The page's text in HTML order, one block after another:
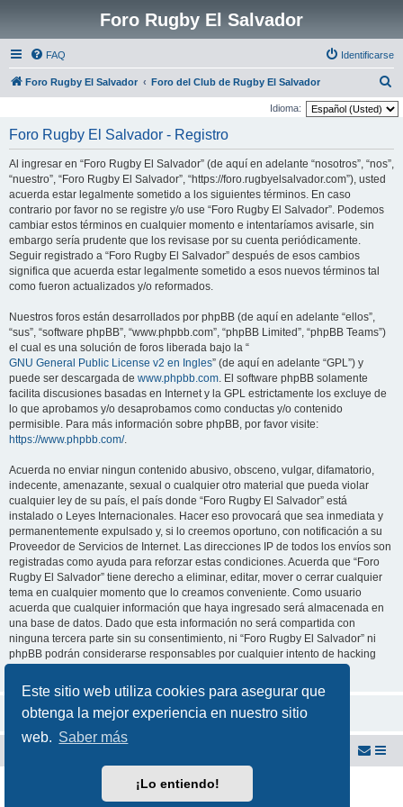
Este sitio web utiliza cookies para asegurar que
obtenga la mejor experiencia en nuestro sitio
web. Saber más
¡Lo entiendo!
Foro Rugby El Salvador
FAQ Identificarse
Foro Rugby El Salvador Foro del Club de Rugby El Salvador
u
a
Idioma:
Foro Rugby El Salvador - Registro
Al ingresar en “Foro Rugby El Salvador” (de aquí en adelante “nosotros”, “nos”,
“nuestro”, “Foro Rugby El Salvador”, “https://foro.rugbyelsalvador.com”), usted
acuerda estar legalmente sometido a los siguientes términos. En caso
contrario por favor no se registre y/o use “Foro Rugby El Salvador”. Podemos
cambiar estos términos en cualquier momento e intentaríamos avisarle, sin
embargo sería prudente que los revisase por su cuenta periódicamente.
Seguir registrado a “Foro Rugby El Salvador” después de esos cambios
significa que acuerda estar legalmente sometido a esos nuevos términos tal
como fueron actualizados y/o reformados.
Nuestros foros están desarrollados por phpBB (de aquí en adelante “ellos”,
“sus”, “software phpBB”, “www.phpbb.com”, “phpBB Limited”, “phpBB Teams”)
el cual es una solución de foros liberada bajo la “
GNU General Public License v2 en Ingles” (de aquí en adelante “GPL”) y
puede ser descargada de www.phpbb.com. El software phpBB solamente
facilita discusiones basadas en Internet y la GPL estrictamente los excluye de
lo que aprobamos y/o desaprobamos como conductas y/o contenido
permisible. Para más información sobre phpBB, por favor visite:
https://www.phpbb.com/.
Acuerda no enviar ningun contenido abusivo, obsceno, vulgar, difamatorio,
indecente, amenazante, sexual o cualquier otro material que pueda violar
cualquier ley de su país, el país donde “Foro Rugby El Salvador” está
instalado o Leyes Internacionales. Hacer eso provocará que sea inmediata y
permanentemente expulsado y, si lo creemos oportuno, con notificación a su
Proveedor de Servicios de Internet. Las direcciones IP de todos los envíos son
registradas como ayuda para reforzar estas condiciones. Acuerda que “Foro
Rugby El Salvador” tiene derecho a eliminar, editar, mover o cerrar cualquier
tema en cualquier momento que lo creamos conveniente. Como usuario
acuerda que cualquier información que haya ingresado será almacenada en
una base de datos. Dado que esta información no será compartida con
ninguna tercera parte sin su consentimiento, ni “Foro Rugby El Salvador” ni
phpBB podrán considerarse responsables por cualquier intento de hacking
Desarrollado porphpBB® Forum Software © phpBB Limited
phpBB España